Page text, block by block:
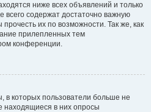
ниже всех объявлений и только
всего содержат достаточно важную
их по возможности. Так же, как
прилепленных тем
конференции.
которых пользователи больше не
находящиеся в них опросы